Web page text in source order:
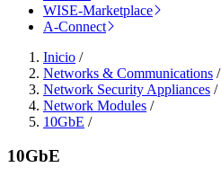
WISE-Marketplace
A-Connect
Inicio /
Networks & Communications /
Network Security Appliances /
Network Modules /
10GbE /
10GbE